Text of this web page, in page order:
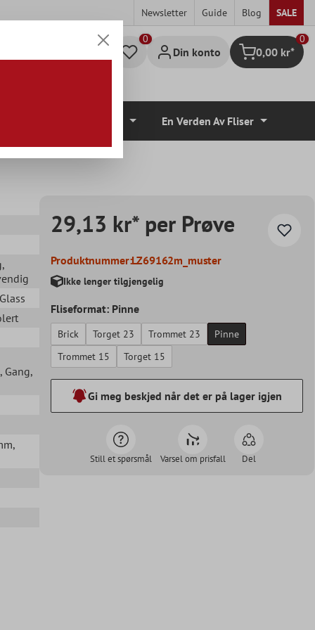
Newsletter Guide Blog SALE
Din konto Handlekurv
0
0,00 kr*
En Verden Av Fliser
,
, Gang,
,
29,13 kr* per Prøve
Produktnummer:LZ69162m_muster
Ikke lenger tilgjengelig
Fliseformat: Pinne
Brick Torget 23 Trommet 23
Pinne
Trommet 15
Torget 15
Gi meg beskjed når det er på lager igjen
Still et spørsmål Varsel om prisfall Del